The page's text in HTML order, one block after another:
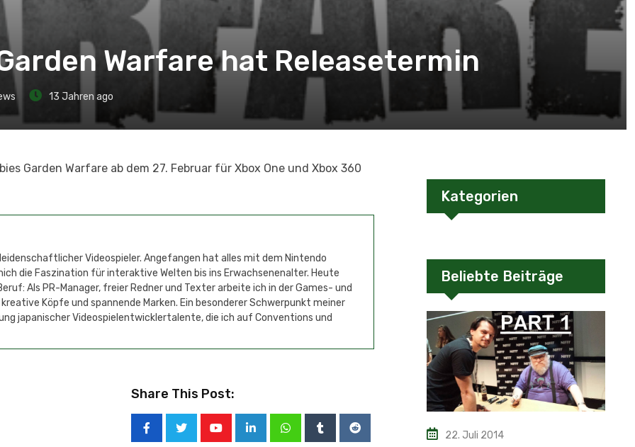
Warfare hat Releasetermin
13 Jahren ago
Garden Warfare ab dem 27. Februar für Xbox One und Xbox 360
Videospieler. Angefangen hat alles mit dem Nintendo
die Faszination für interaktive Welten bis ins Erwachsenenalter. Heute
Als PR-Manager, freier Redner und Texter arbeite ich in der Games- und
Köpfe und spannende Marken. Ein besonderer Schwerpunkt meiner
japanischer Videospielentwicklertalente, die ich auf Conventions und
Share This Post:
Kategorien
Beliebte Beiträge
22. Juli 2014